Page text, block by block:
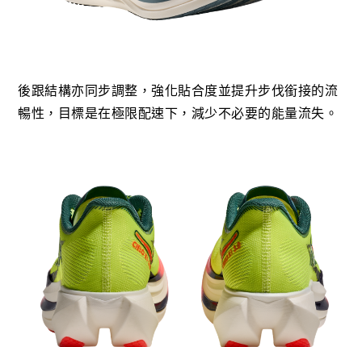
後跟結構亦同步調整，強化貼合度並提升步伐銜接的流
暢性，目標是在極限配速下，減少不必要的能量流失。